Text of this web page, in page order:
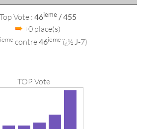
Top Vote : 46ieme/ 455
+0 place(s)
ieme contre46ieme ï¿½ J-7)
TOP Vote